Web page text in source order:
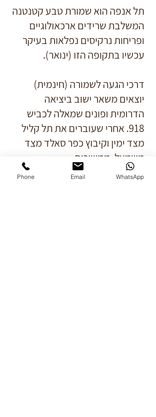
תל אנפה הוא שמורת טבע קטנטנה
המשלבת שרידים ארכאולוגיים
ופריחות נרקיסים נפלאות בעיקר
עכשיו בתקופה הזו (ינואר).
דרכי הגעה לשמורה (חינמית)
יוצאים משאר ישוב ביציאה
הדרומית ופונים שמאלה לכביש
918. אחרי שעוברים את תל קליל
מצד ימין וקיבוץ כפר סאלד מצד
משמאל, ממשיכים
כ- 200 מטרים נצמדים לימין
Phone Email WhatsApp